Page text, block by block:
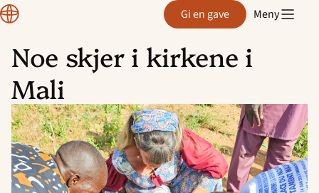
Hopp
til
innhold
Normisjon Gi en gave Meny
Noe skjer i kirkene i
Mali